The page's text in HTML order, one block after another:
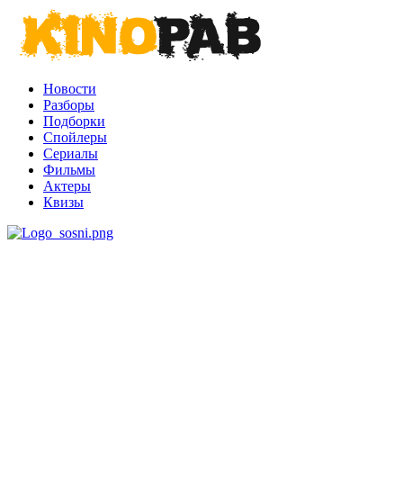
Новости
Разборы
Подборки
Спойлеры
Сериалы
Фильмы
Актеры
Квизы